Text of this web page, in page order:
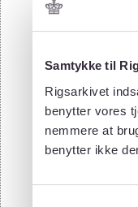
Samtykke til
Rigsarkivet
benytter vores
nemmere at
benytter ikke